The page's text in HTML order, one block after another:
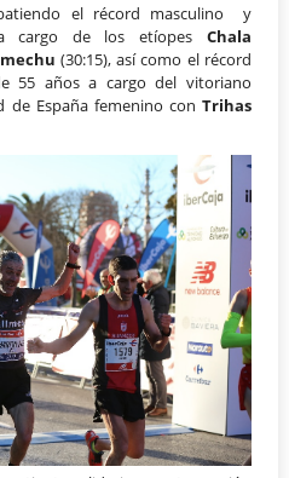
el récord masculino y
cargo de los etíopes Chala
(30:15), así como el récord
55 años a cargo del vitoriano
de España femenino con Trihas